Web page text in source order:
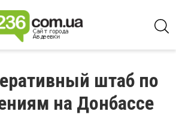
штаб по
на Донбассе